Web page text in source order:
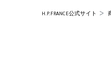
Déclic 有楽町店
H.P.FRANCE公式サイト